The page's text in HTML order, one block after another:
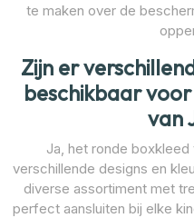
te maken over de
Zijn er
beschikbaar
van
Ja, het ronde boxkleed
verschillende designs en
diverse assortiment met
perfect aansluiten bij elke